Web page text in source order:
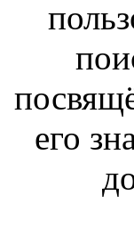
его